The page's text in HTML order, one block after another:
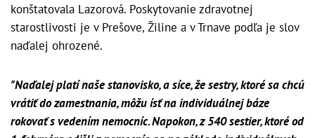
konštatovala Lazorová. Poskytovanie zdravotnej
starostlivosti je v Prešove, Žiline a v Trnave podľa je slov
naďalej ohrozené.
"Naďalej platí naše stanovisko, a síce, že sestry, ktoré sa chcú
vrátiť do zamestnania, môžu ísť na individuálnej báze
rokovať s vedením nemocníc. Napokon, z 540 sestier, ktoré od